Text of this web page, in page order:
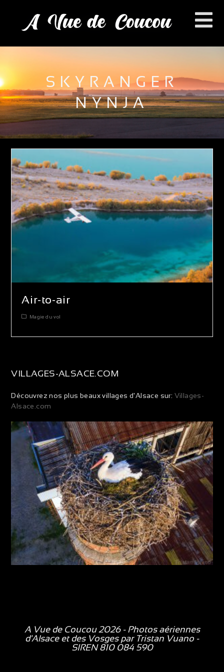
SKYRANGER
NYNJA
Air-to-air
Magie du vol
VILLAGES-ALSACE.COM
Découvrez nos plus beaux villages d'Alsace sur: Villages-
Alsace.com
A Vue de Coucou 2026 - Photos aériennes
d'Alsace et des Vosges par Tristan Vuano -
SIREN 810 084 590